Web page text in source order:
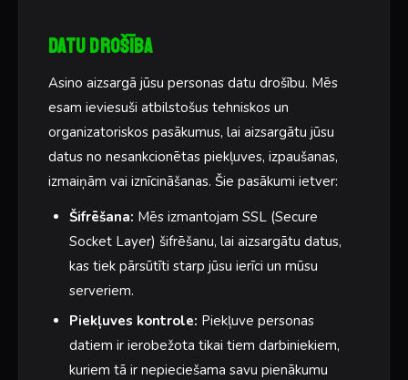
Datu drošība
Asino aizsargā jūsu personas datu drošību. Mēs
esam ieviesuši atbilstošus tehniskos un
organizatoriskos pasākumus, lai aizsargātu jūsu
datus no nesankcionētas piekļuves, izpaušanas,
izmaiņām vai iznīcināšanas. Šie pasākumi ietver:
Šifrēšana: Mēs izmantojam SSL (Secure
Socket Layer) šifrēšanu, lai aizsargātu datus,
kas tiek pārsūtīti starp jūsu ierīci un mūsu
serveriem.
Piekļuves kontrole: Piekļuve personas
datiem ir ierobežota tikai tiem darbiniekiem,
kuriem tā ir nepieciešama savu pienākumu